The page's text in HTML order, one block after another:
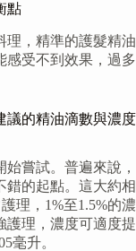
點
理，精準的護髮精油
感受不到效果，過多
議的精油滴數與濃度
嘗試。普遍來說，
錯的起點。這大約相
理，1%至1.5%的濃
護理，濃度可適度提
毫升。